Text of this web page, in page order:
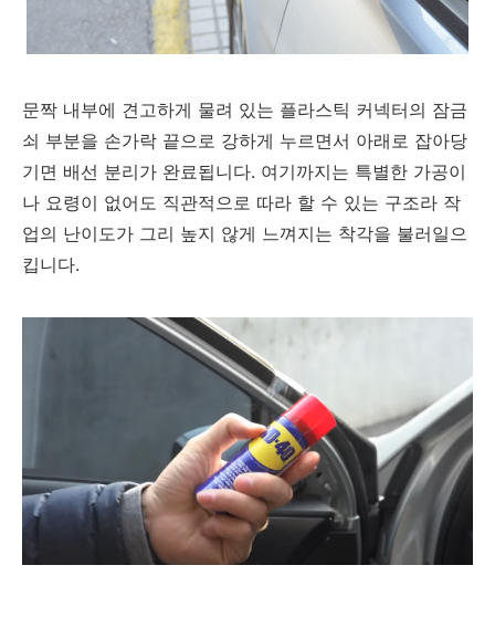
문짝 내부에 견고하게 물려 있는 플라스틱 커넥터의 잠금
쇠 부분을 손가락 끝으로 강하게 누르면서 아래로 잡아당
기면 배선 분리가 완료됩니다. 여기까지는 특별한 가공이
나 요령이 없어도 직관적으로 따라 할 수 있는 구조라 작
업의 난이도가 그리 높지 않게 느껴지는 착각을 불러일으
킵니다.